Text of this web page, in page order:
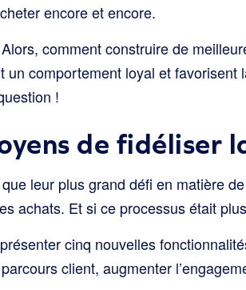
encore et encore.
comment construire de
un comportement loyal et
!
de fidéliser
leur plus grand défi en matière
achats. Et si ce processus était
cinq nouvelles
client, augmenter